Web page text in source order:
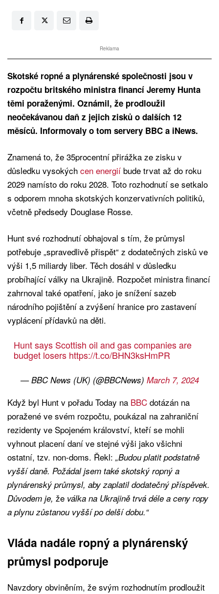
Reklama
Skotské ropné a plynárenské společnosti jsou v
rozpočtu britského ministra financí Jeremy Hunta
těmi poraženými. Oznámil, že prodloužil
neočekávanou daň z jejich zisků o dalších 12
měsíců. Informovaly o tom servery BBC a iNews.
Znamená to, že 35procentní přirážka ze zisku v
důsledku vysokých cen energií bude trvat až do roku
2029 namísto do roku 2028. Toto rozhodnutí se setkalo
s odporem mnoha skotských konzervativních politiků,
včetně předsedy Douglase Rosse.
Hunt své rozhodnutí obhajoval s tím, že průmysl
potřebuje „spravedlivě přispět“ z dodatečných zisků ve
výši 1,5 miliardy liber. Těch dosáhl v důsledku
probíhající války na Ukrajině. Rozpočet ministra financí
zahrnoval také opatření, jako je snížení sazeb
národního pojištění a zvýšení hranice pro zastavení
vyplácení přídavků na děti.
Hunt says Scottish oil and gas companies are
budget losers https://t.co/BHN3ksHmPR
— BBC News (UK) (@BBCNews) March 7, 2024
Když byl Hunt v pořadu Today na BBC dotázán na
poražené ve svém rozpočtu, poukázal na zahraniční
rezidenty ve Spojeném království, kteří se mohli
vyhnout placení daní ve stejné výši jako všichni
ostatní, tzv. non-doms. Řekl: „Budou platit podstatně
vyšší daně. Požádal jsem také skotský ropný a
plynárenský průmysl, aby zaplatil dodatečný příspěvek.
Důvodem je, že válka na Ukrajině trvá déle a ceny ropy
a plynu zůstanou vyšší po delší dobu.“
Vláda nadále ropný a plynárenský
průmysl podporuje
Navzdory obviněním, že svým rozhodnutím prodloužit